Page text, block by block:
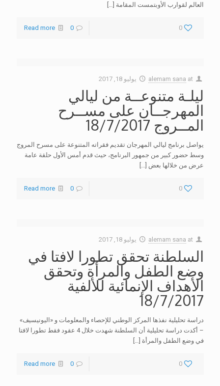
العالم لقوارب الأوبتمست المقامة […]
0
0
Read more
alemam sana at يوليو 18, 2017
ليلـة متنوعــة من ليالي
المهرجــان على مســرح
المــروج 18/7/2017
يواصل برنامج ليالي المهرجان تقديم فقراته المتنوعة على مسرح المروج
وسط حضور كبير من جمهور البرنامج، حيث قدم أمس الأول حلقة عامة
عرض من خلالها بعض […]
0
0
Read more
alemam sana at يوليو 18, 2017
السلطنة تحقق تطورا لافتا في
وضع الطفل والمرأة وتحقق
الأهداف الإنمائية للألفية
18/7/2017
دراسة تحليلية نفذها المركز الوطني للإحصاء والمعلومات و «اليونيسيف»
– أكدت دراسة تحليلية أن السلطنة شهدت خلال 4 عقود فقط تطورا لافتا
في وضع الطفل والمرأة […]
0
0
Read more